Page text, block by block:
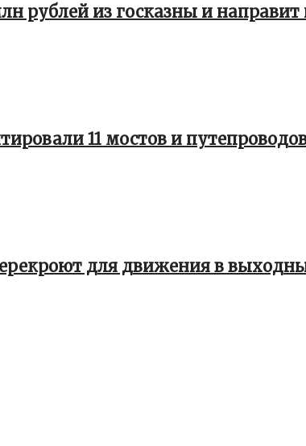
рублей из госказны и
11 мостов и
для движения в